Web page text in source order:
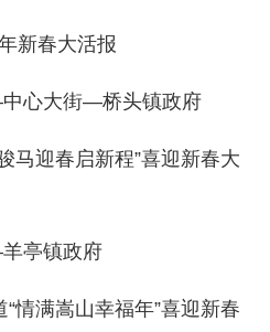
新春大活报
大街—桥头镇政府
迎春启新程”喜迎新春大
亭镇政府
满嵩山幸福年”喜迎新春